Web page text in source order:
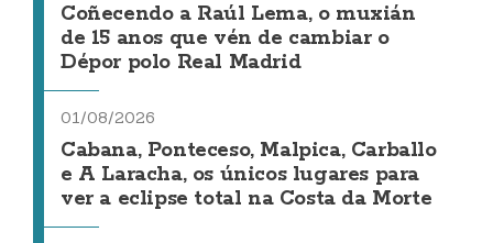
Coñecendo a Raúl Lema, o muxián
de 15 anos que vén de cambiar o
Dépor polo Real Madrid
01/08/2026
Cabana, Ponteceso, Malpica, Carballo
e A Laracha, os únicos lugares para
ver a eclipse total na Costa da Morte